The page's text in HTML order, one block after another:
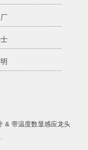
& 带温度数显感应龙头